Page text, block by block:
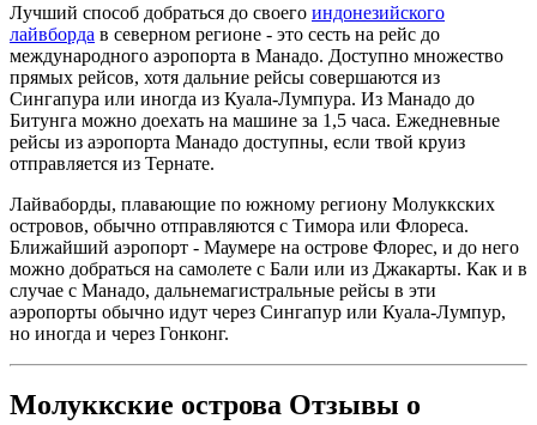
Лучший способ добраться до своего индонезийского
лайвборда в северном регионе - это сесть на рейс до
международного аэропорта в Манадо. Доступно множество
прямых рейсов, хотя дальние рейсы совершаются из
Сингапура или иногда из Куала-Лумпура. Из Манадо до
Битунга можно доехать на машине за 1,5 часа. Ежедневные
рейсы из аэропорта Манадо доступны, если твой круиз
отправляется из Тернате.
Лайваборды, плавающие по южному региону Молуккских
островов, обычно отправляются с Тимора или Флореса.
Ближайший аэропорт - Маумере на острове Флорес, и до него
можно добраться на самолете с Бали или из Джакарты. Как и в
случае с Манадо, дальнемагистральные рейсы в эти
аэропорты обычно идут через Сингапур или Куала-Лумпур,
но иногда и через Гонконг.
Молуккские острова Отзывы о